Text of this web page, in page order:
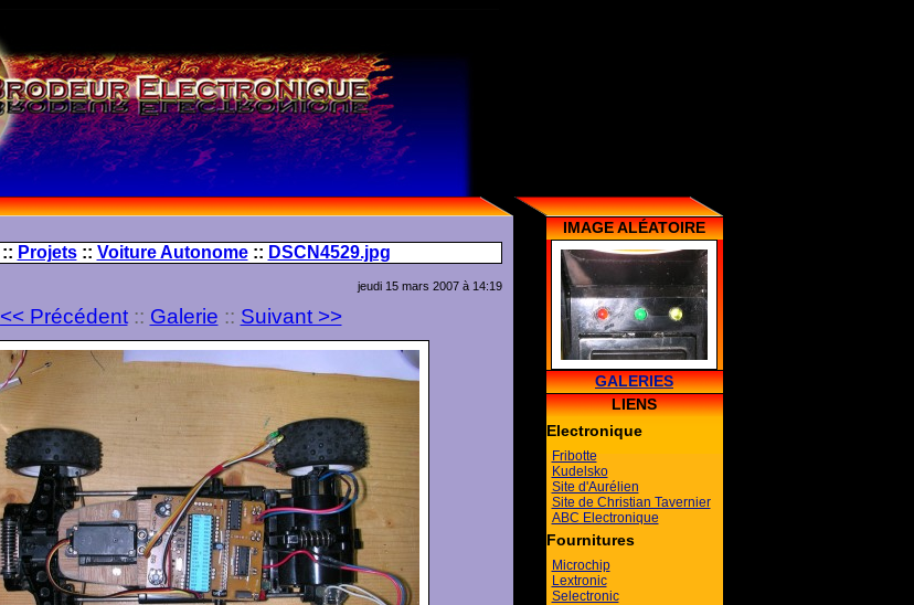
:: Projets :: Voiture Autonome :: DSCN4529.jpg
jeudi 15 mars 2007 à 14:19
<< Précédent :: Galerie :: Suivant >>
IMAGE ALÉATOIRE
GALERIES
LIENS
Electronique
Fribotte
Kudelsko
Site d'Aurélien
Site de Christian Tavernier
ABC Electronique
Fournitures
Microchip
Lextronic
Selectronic